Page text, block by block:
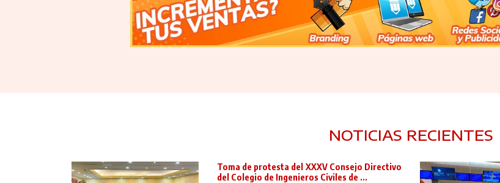
NOTICIAS RECIENTES
Toma de protesta del XXXV Consejo Directivo
del Colegio de Ingenieros Civiles de ...